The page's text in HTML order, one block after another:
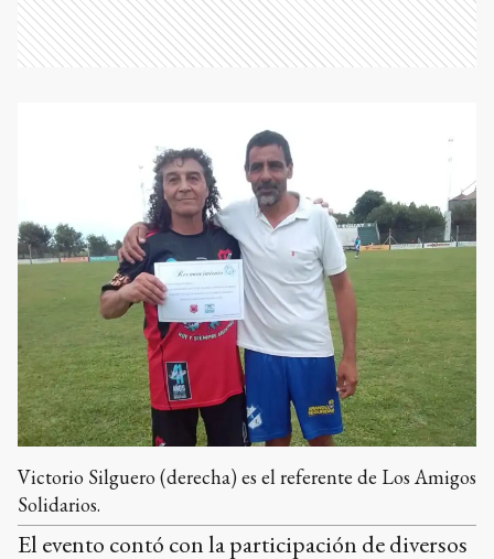
Victorio Silguero (derecha) es el referente de Los Amigos
Solidarios.
El evento contó con la participación de diversos